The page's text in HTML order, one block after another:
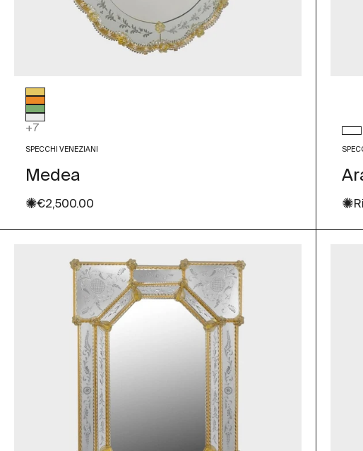
Colore vetro
Foglia Oro
Arancio
Verde
Trasparente
+7
SPECCHI VENEZIANI
Medea
✺Prezzo scontato
€2,500.00 ✺